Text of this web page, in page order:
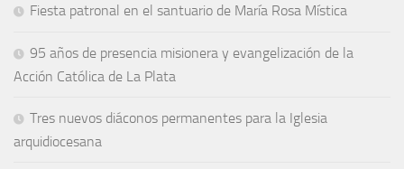
Fiesta patronal en el santuario de María Rosa Mística
95 años de presencia misionera y evangelización de la
Acción Católica de La Plata
Tres nuevos diáconos permanentes para la Iglesia
arquidiocesana